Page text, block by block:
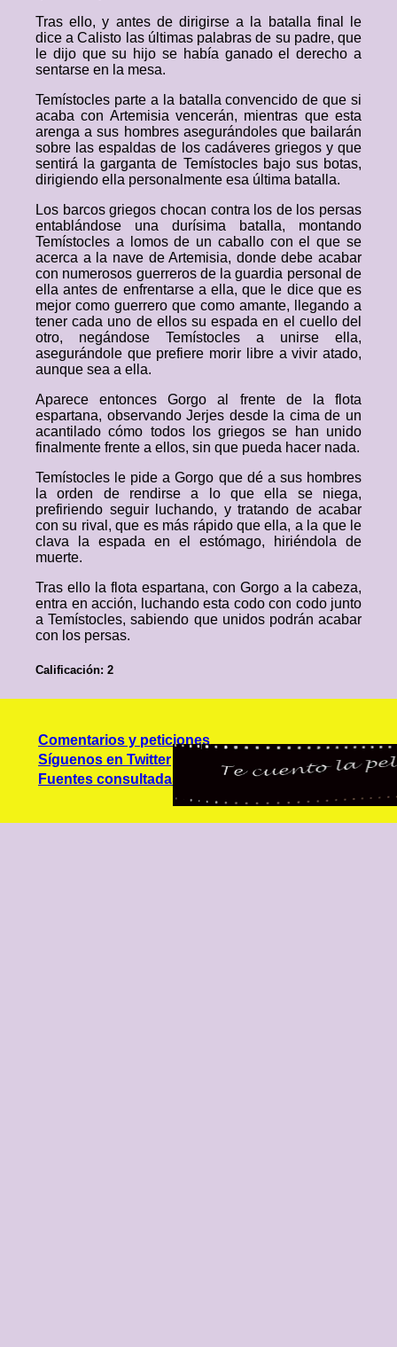
Tras ello, y antes de dirigirse a la batalla final le
dice a Calisto las últimas palabras de su padre, que
le dijo que su hijo se había ganado el derecho a
sentarse en la mesa.
Temístocles parte a la batalla convencido de que si
acaba con Artemisia vencerán, mientras que esta
arenga a sus hombres asegurándoles que bailarán
sobre las espaldas de los cadáveres griegos y que
sentirá la garganta de Temístocles bajo sus botas,
dirigiendo ella personalmente esa última batalla.
Los barcos griegos chocan contra los de los persas
entablándose una durísima batalla, montando
Temístocles a lomos de un caballo con el que se
acerca a la nave de Artemisia, donde debe acabar
con numerosos guerreros de la guardia personal de
ella antes de enfrentarse a ella, que le dice que es
mejor como guerrero que como amante, llegando a
tener cada uno de ellos su espada en el cuello del
otro, negándose Temístocles a unirse ella,
asegurándole que prefiere morir libre a vivir atado,
aunque sea a ella.
Aparece entonces Gorgo al frente de la flota
espartana, observando Jerjes desde la cima de un
acantilado cómo todos los griegos se han unido
finalmente frente a ellos, sin que pueda hacer nada.
Temístocles le pide a Gorgo que dé a sus hombres
la orden de rendirse a lo que ella se niega,
prefiriendo seguir luchando, y tratando de acabar
con su rival, que es más rápido que ella, a la que le
clava la espada en el estómago, hiriéndola de
muerte.
Tras ello la flota espartana, con Gorgo a la cabeza,
entra en acción, luchando esta codo con codo junto
a Temístocles, sabiendo que unidos podrán acabar
con los persas.
Calificación: 2
Comentarios y peticiones
Síguenos en Twitter
Fuentes consultadas